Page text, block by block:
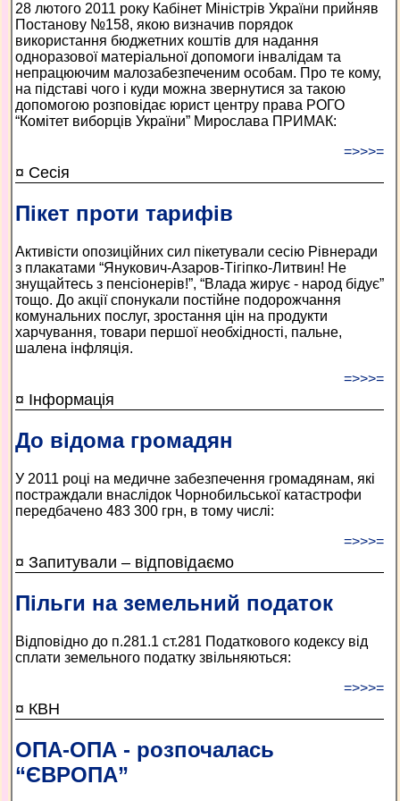
28 лютого 2011 року Кабінет Міністрів України прийняв
Постанову №158, якою визначив порядок
використання бюджетних коштів для надання
одноразової матеріальної допомоги інвалідам та
непрацюючим малозабезпеченим особам. Про те кому,
на підставі чого і куди можна звернутися за такою
допомогою розповідає юрист центру права РОГО
“Комітет виборців України” Мирослава ПРИМАК:
=>>>=
¤ Сесія
Пікет проти тарифів
Активісти опозиційних сил пікетували сесію Рівнеради
з плакатами “Янукович-Азаров-Тігіпко-Литвин! Не
знущайтесь з пенсіонерів!”, “Влада жирує - народ бідує”
тощо. До акції спонукали постійне подорожчання
комунальних послуг, зростання цін на продукти
харчування, товари першої необхідності, пальне,
шалена інфляція.
=>>>=
¤ Інформація
До відома громадян
У 2011 році на медичне забезпечення громадянам, які
постраждали внаслідок Чорнобильської катастрофи
передбачено 483 300 грн, в тому числі:
=>>>=
¤ Запитували – відповідаємо
Пільги на земельний податок
Відповідно до п.281.1 ст.281 Податкового кодексу від
сплати земельного податку звільняються:
=>>>=
¤ КВН
ОПА-ОПА - розпочалась
“ЄВРОПА”